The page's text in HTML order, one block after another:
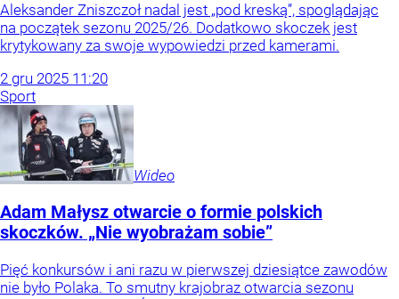
Aleksander Zniszczoł nadal jest „pod kreską”, spoglądając
na początek sezonu 2025/26. Dodatkowo skoczek jest
krytykowany za swoje wypowiedzi przed kamerami.
2 gru 2025 11:20
Sport
Wideo
Adam Małysz otwarcie o formie polskich
skoczków. „Nie wyobrażam sobie”
Pięć konkursów i ani razu w pierwszej dziesiątce zawodów
nie było Polaka. To smutny krajobraz otwarcia sezonu